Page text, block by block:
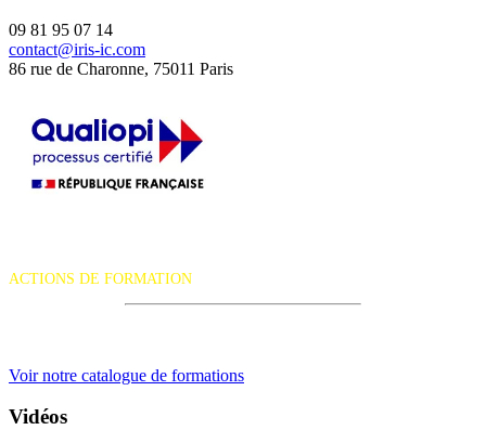
09 81 95 07 14
contact@iris-ic.com
86 rue de Charonne, 75011 Paris
ACTIONS DE FORMATION
Voir notre catalogue de formations
Vidéos